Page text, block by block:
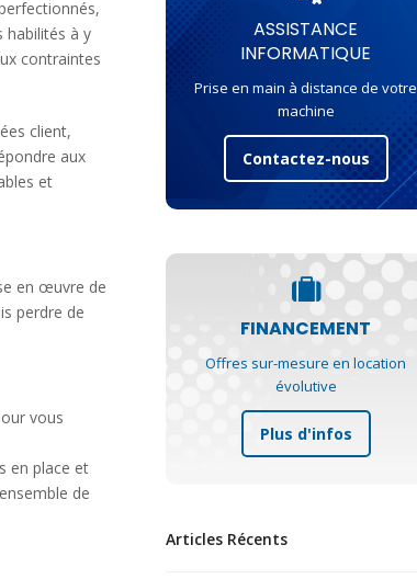
habilités à y
contraintes
client,
aux
et
en œuvre de
perdre de
vous
en place et
de
ASSISTANCE
INFORMATIQUE
Prise en main à distance de votre
machine
Contactez-nous
FINANCEMENT
Offres sur-mesure en location
évolutive
Plus d'infos
Articles Récents